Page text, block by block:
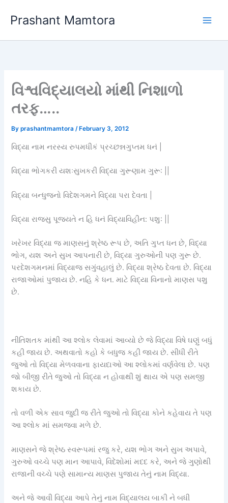
Prashant Mamtora
વિશ્વવિદ્યાલયો માંથી નિશાળો
તરફ…..
Byprashantmamtora/ February 3, 2012
વિદ્યા નામ નરસ્ય રુપમધીકં પ્રચ્છન્નગુપ્તમ ધનં |
વિદ્યા ભોગકરી યશઃસુખકરી વિદ્યા ગુરૂણામ ગુરૂ: ||
વિદ્યા બન્ધુજનો વિદેશગમને વિદ્યા પરા દેવતા |
વિદ્યા રાજસુ પૂજયતે ન હિ ધનં વિદ્યાવિહીન: પશુ: ||
ખરેખર વિદ્યા જ માણસનું શ્રેષ્ઠ રૂપ છે, અતિ ગુપ્ત ધન છે, વિદ્યા
ભોગ, યશ અને સુખ આપનારી છે, વિદ્યા ગુરુઓની પણ ગુરૂ છે.
પરદેશગમનમાં વિદ્યાજ સગુંવહાલું છે. વિદ્યા શ્રેષ્ઠ દેવતા છે. વિદ્યા
રાજાઓમાં પુજાય છે. નહિ કે ધન. માટે વિદ્યા વિનાનો માણસ પશુ
છે.
નીતિશતક માંથી આ શ્લોક લેવામાં આવ્યો છે જે વિદ્યા વિષે ઘણું બધું
કહી જાય છે. અથવાતો કહો કે બધુજ કહી જાય છે. સીધી રીતે
જુઓ તો વિદ્યા મેળવવાના ફાયદાઓ આ શ્લોકમાં વર્ણવેલા છે. પણ
જો બીજી રીતે જુઓ તો વિદ્યા ન હોવાથી શું થાય એ પણ સમજી
શકાય છે.
તો વળી એક સાવ જુદી જ રીતે જુઓ તો વિદ્યા કોને કહેવાય તે પણ
આ શ્લોક માં સમજવા મળે છે.
માણસને જે શ્રેષ્ઠ સ્વરૂપમાં રજુ કરે, યશ ભોગ અને સુખ અપાવે,
ગુરુઓ વચ્ચે પણ માન આપાવે, વિદેશોમાં મદદ કરે, અને જે ગુણોથી
રાજાની વચ્ચે પણે સામાન્ય માણસ પુજાય તેનું નામ વિદ્યા.
અને જે આવી વિદ્યા આપે તેનું નામ વિદ્યાલય બાકી ને બધી